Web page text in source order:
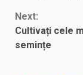
Next:
Cultivați cele
semințe